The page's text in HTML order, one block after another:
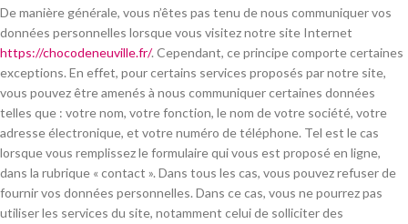
De manière générale, vous n’êtes pas tenu de nous communiquer vos
données personnelles lorsque vous visitez notre site Internet
https://chocodeneuville.fr/. Cependant, ce principe comporte certaines
exceptions. En effet, pour certains services proposés par notre site,
vous pouvez être amenés à nous communiquer certaines données
telles que : votre nom, votre fonction, le nom de votre société, votre
adresse électronique, et votre numéro de téléphone. Tel est le cas
lorsque vous remplissez le formulaire qui vous est proposé en ligne,
dans la rubrique « contact ». Dans tous les cas, vous pouvez refuser de
fournir vos données personnelles. Dans ce cas, vous ne pourrez pas
utiliser les services du site, notamment celui de solliciter des